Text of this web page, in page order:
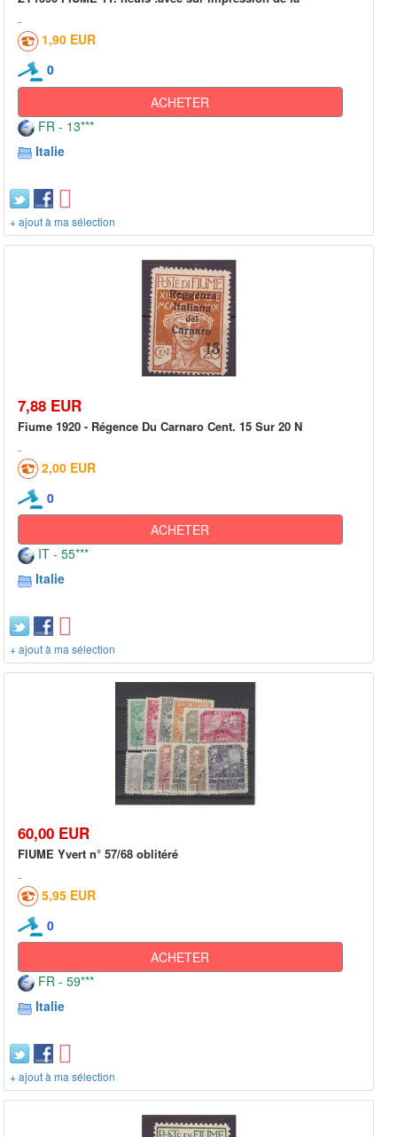
1,90 EUR
0
ACHETER
FR - 13***
Italie
+ ajout à ma sélection
7,88 EUR
Fiume 1920 - Régence Du Carnaro Cent. 15 Sur 20 N
2,00 EUR
0
ACHETER
IT - 55***
Italie
+ ajout à ma sélection
60,00 EUR
FIUME Yvert n° 57/68 oblitéré
5,95 EUR
0
ACHETER
FR - 59***
Italie
+ ajout à ma sélection